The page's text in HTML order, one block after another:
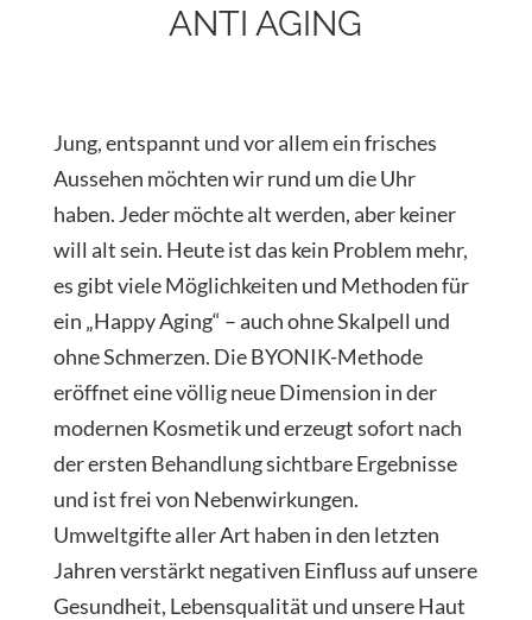
ANTI AGING
Jung, entspannt und vor allem ein frisches
Aussehen möchten wir rund um die Uhr
haben. Jeder möchte alt werden, aber keiner
will alt sein. Heute ist das kein Problem mehr,
es gibt viele Möglichkeiten und Methoden für
ein „Happy Aging“ – auch ohne Skalpell und
ohne Schmerzen. Die BYONIK-Methode
eröffnet eine völlig neue Dimension in der
modernen Kosmetik und erzeugt sofort nach
der ersten Behandlung sichtbare Ergebnisse
und ist frei von Nebenwirkungen.
Umweltgifte aller Art haben in den letzten
Jahren verstärkt negativen Einfluss auf unsere
Gesundheit, Lebensqualität und unsere Haut